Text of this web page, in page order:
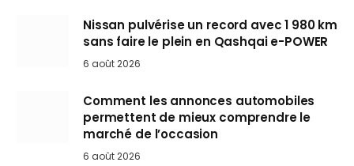
Nissan pulvérise un record avec 1 980 km
sans faire le plein en Qashqai e-POWER
6 août 2026
Comment les annonces automobiles
permettent de mieux comprendre le
marché de l’occasion
6 août 2026